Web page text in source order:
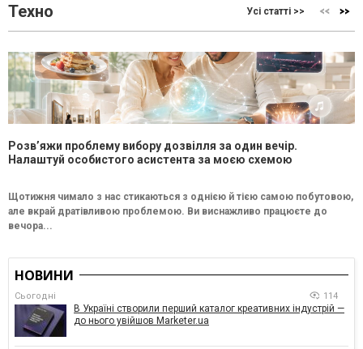
Техно Усі статті >>
Розв’яжи проблему вибору дозвілля за один вечір.
Налаштуй особистого асистента за моєю схемою
Щотижня чимало з нас стикаються з однією й тією самою побутовою,
але вкрай дратівливою проблемою. Ви виснажливо працюєте до
вечора...
НОВИНИ
Сьогодні 114
В Україні створили перший каталог креативних індустрій —
до нього увійшов Marketer.ua